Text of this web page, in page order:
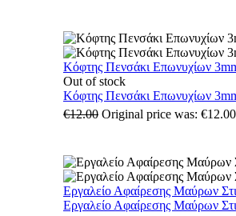
Κόφτης Πενσάκι Επωνυχίων
Out of stock
Κόφτης Πενσάκι Επωνυχίων
€12.00 Original price was:
Εργαλείο Αφαίρεσης Μαύρων
Εργαλείο Αφαίρεσης Μαύρων